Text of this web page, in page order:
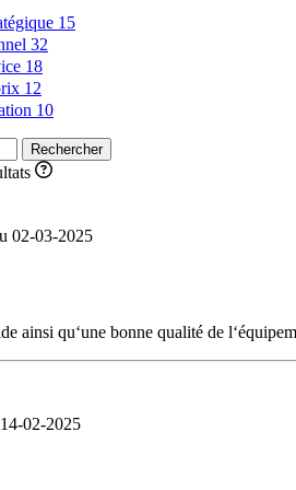
15
32
18
12
10
Rechercher
02-03-2025
ainsi qu‘une bonne qualité de
02-2025